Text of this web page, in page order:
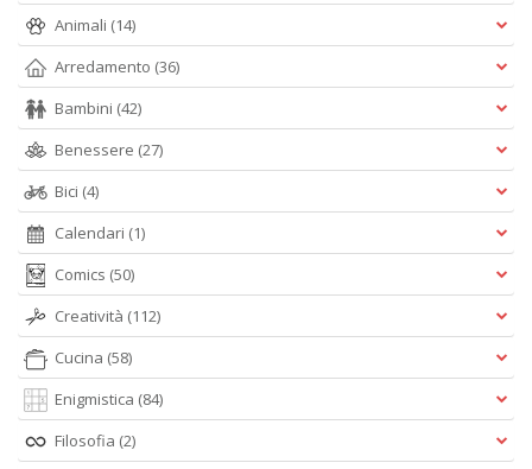
Animali (14)
Arredamento (36)
Bambini (42)
Benessere (27)
Bici (4)
Calendari (1)
Comics (50)
Creatività (112)
Cucina (58)
Enigmistica (84)
Filosofia (2)